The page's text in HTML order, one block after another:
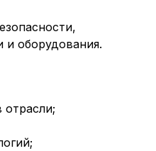
и оборудования.
отрасли;